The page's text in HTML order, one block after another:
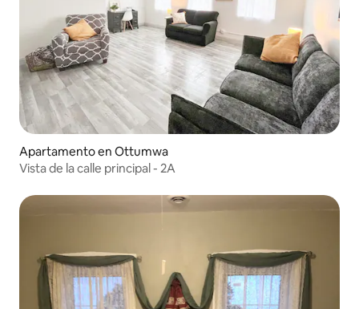
Apartamento en Ottumwa
Vista de la calle principal - 2A